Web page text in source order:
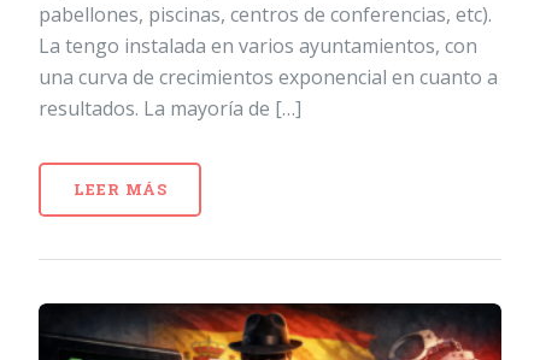
pabellones, piscinas, centros de conferencias, etc).
La tengo instalada en varios ayuntamientos, con
una curva de crecimientos exponencial en cuanto a
resultados. La mayoría de […]
LEER MÁS